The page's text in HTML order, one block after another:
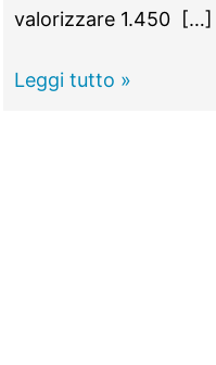
valorizzare 1.450 […]
Non
Leggi tutto »